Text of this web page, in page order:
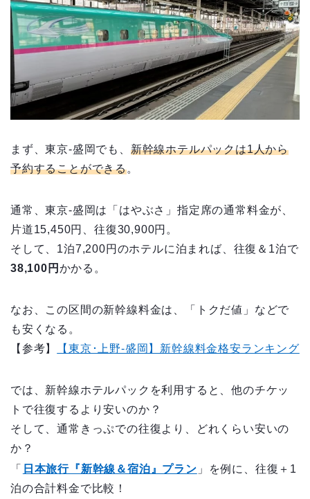
まず、東京-盛岡でも、 新幹線ホテルパックは1人から
予約することができる。
通常、東京-盛岡は「はやぶさ」指定席の通常料金が、
片道15,450円、往復30,900円。
そして、1泊7,200円のホテルに泊まれば、往復＆1泊で
38,100円 かかる。
なお、この区間の新幹線料金は、「トクだ値」などで
も安くなる。
【参考】
【東京･上野-盛岡】新幹線料金格安ランキング
では、新幹線ホテルパックを利用すると、他のチケッ
トで往復するより安いのか？
そして、通常きっぷでの往復より、どれくらい安いの
か？
「
日本旅行『新幹線＆宿泊』プラン 」を例に、往復＋1
泊の合計料金で比較！